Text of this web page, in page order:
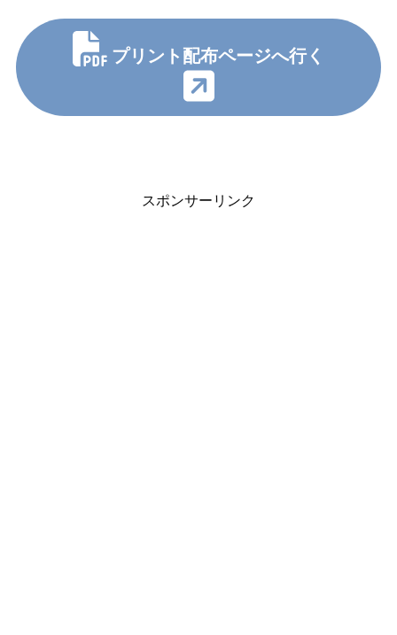
プリント配布ページへ行く
スポンサーリンク